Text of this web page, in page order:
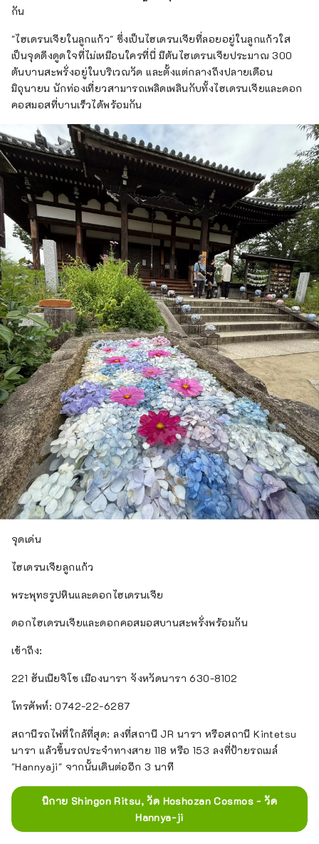
กัน
"ไฮเดรนเจียในลูกแก้ว" ซึ่งเป็นไฮเดรนเจียที่ลอยอยู่ในลูกแก้วใส
เป็นจุดดึงดูดใจที่ไม่เหมือนใครที่นี่ มีต้นไฮเดรนเจียประมาณ 300
ต้นบานสะพรั่งอยู่ในบริเวณวัด และตั้งแต่กลางถึงปลายเดือน
มิถุนายน นักท่องเที่ยวสามารถเพลิดเพลินกับทั้งไฮเดรนเจียและดอก
คอสมอสที่บานเร็วได้พร้อมกัน
จุดเด่น
ไฮเดรนเจียลูกแก้ว
พระพุทธรูปหินและดอกไฮเดรนเจีย
ดอกไฮเดรนเจียและดอกคอสมอสบานสะพรั่งพร้อมกัน
เข้าถึง:
221 ฮันเนียจิโช เมืองนารา จังหวัดนารา 630-8102
โทรศัพท์: 0742-22-6287
สถานีรถไฟที่ใกล้ที่สุด: ลงที่สถานี JR นารา หรือสถานี Kintetsu
นารา แล้วขึ้นรถประจำทางสาย 118 หรือ 153 ลงที่ป้ายรถเมล์
"Hannyaji" จากนั้นเดินต่ออีก 3 นาที
นิกาย Shingon Ritsu, วัด Hoshozan Cosmos - วัด
Hannya-ji